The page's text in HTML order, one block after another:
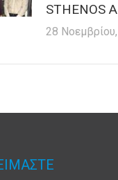
STHENOS
28